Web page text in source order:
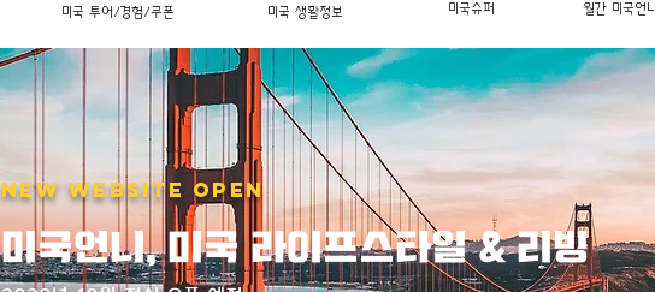
NEW WEBSITE OPEN
미국언니, 미국 라이프스타일 & 리빙
미국 투어/경험/쿠폰 미국 생활정보 미국슈퍼 월간 미국언니